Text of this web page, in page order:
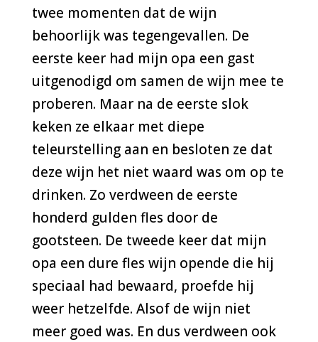
twee momenten dat de wijn
behoorlijk was tegengevallen. De
eerste keer had mijn opa een gast
uitgenodigd om samen de wijn mee te
proberen. Maar na de eerste slok
keken ze elkaar met diepe
teleurstelling aan en besloten ze dat
deze wijn het niet waard was om op te
drinken. Zo verdween de eerste
honderd gulden fles door de
gootsteen. De tweede keer dat mijn
opa een dure fles wijn opende die hij
speciaal had bewaard, proefde hij
weer hetzelfde. Alsof de wijn niet
meer goed was. En dus verdween ook